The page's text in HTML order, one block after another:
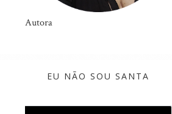
Autora
EU NÃO SOU SANTA